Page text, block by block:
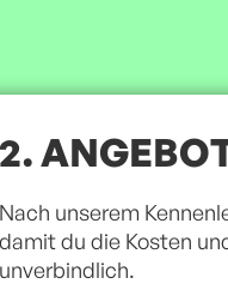
2.
Nach unserem
damit du die Kosten
unverbindlich.